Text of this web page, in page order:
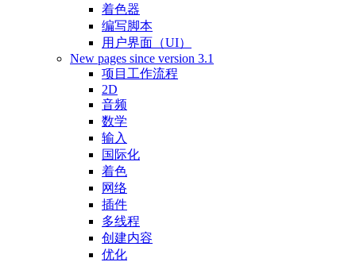
着色器
编写脚本
用户界面（UI）
New pages since version 3.1
项目工作流程
2D
音频
数学
输入
国际化
着色
网络
插件
多线程
创建内容
优化